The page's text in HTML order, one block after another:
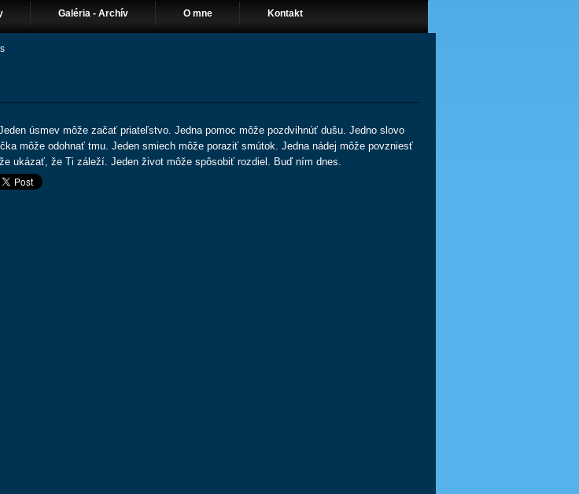
Galéria - Archív O mne Kontakt
úsmev môže začať priateľstvo. Jedna pomoc môže pozdvihnúť dušu. Jedno slovo
môže odohnať tmu. Jeden smiech môže poraziť smútok. Jedna nádej môže povzniesť
ukázať, že Ti záleží. Jeden život môže spôsobiť rozdiel. Buď ním dnes.